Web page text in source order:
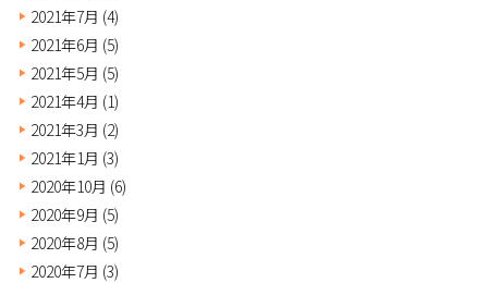
2021年7月 (4)
2021年6月 (5)
2021年5月 (5)
2021年4月 (1)
2021年3月 (2)
2021年1月 (3)
2020年10月 (6)
2020年9月 (5)
2020年8月 (5)
2020年7月 (3)